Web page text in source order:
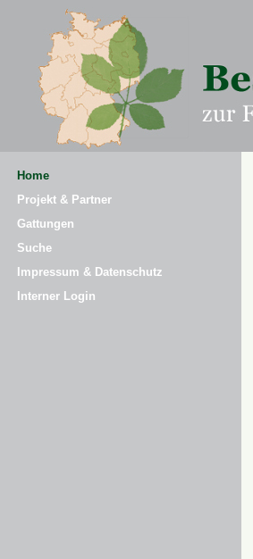
Home
Projekt & Partner
Gattungen
Suche
Impressum & Datenschutz
Interner Login